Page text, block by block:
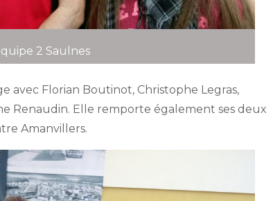
2 Saulnes
avec Florian Boutinot, Christophe Legras,
Renaudin. Elle remporte également ses deux
Amanvillers.